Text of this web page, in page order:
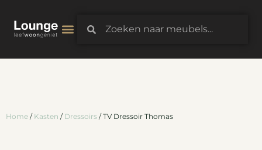
Home / Kasten / Dressoirs / TV Dressoir Thomas